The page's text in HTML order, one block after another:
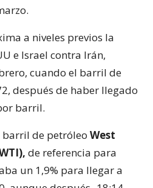
a niveles previos la
e Israel contra Irán,
cuando el barril de
después de haber llegado
barril.
barril de petróleo West
de referencia para
un 1,9% para llegar a